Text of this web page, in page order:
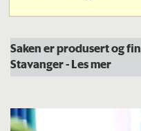
Saken er produsert og
Stavanger- Les mer